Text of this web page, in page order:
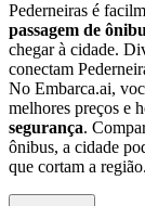
Pederneiras é
passagem de
chegar à cidade.
conectam
No Embarca.ai,
melhores preços e
segurança.
ônibus, a cidade
que cortam a região.